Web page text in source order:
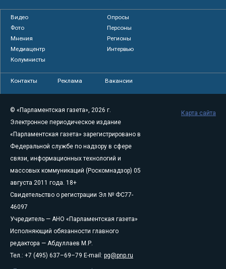
Видео
Опросы
Фото
Персоны
Мнения
Регионы
Медиацентр
Интервью
Колумнисты
Контакты Реклама Вакансии
© «Парламентская газета», 2026 г.
Электронное периодическое издание
«Парламентская газета» зарегистрировано в
Федеральной службе по надзору в сфере
связи, информационных технологий и
массовых коммуникаций (Роскомнадзор) 05
августа 2011 года. 18+
Свидетельство о регистрации Эл № ФС77-
46097
Учредитель — АНО «Парламентская газета»
Исполняющий обязанности главного
редактора — Абдуллаев М.Р.
Тел.: +7 (495) 637–69–79 E-mail: pg@pnp.ru
Карта сайта